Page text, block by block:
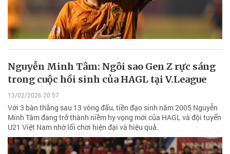
Nguyễn Minh Tâm: Ngôi sao Gen Z rực sáng
trong cuộc hồi sinh của HAGL tại V.League
13/02/2026 20:57
Với 3 bàn thắng sau 13 vòng đấu, tiền đạo sinh năm 2005 Nguyễn
Minh Tâm đang trở thành niềm hy vọng mới của HAGL và đội tuyển
U21 Việt Nam nhờ lối chơi hiện đại và hiệu quả.